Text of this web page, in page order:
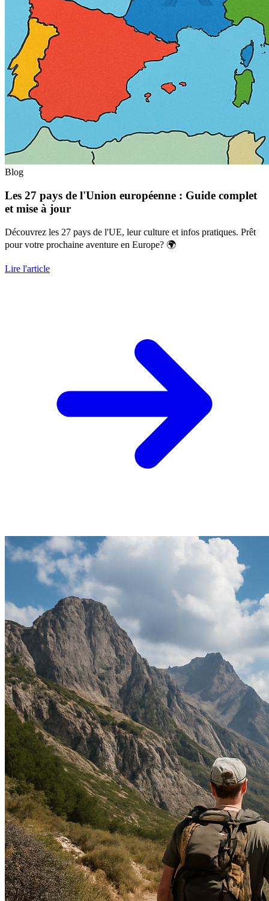
Blog
Les 27 pays de l'Union européenne : Guide complet
et mise à jour
Découvrez les 27 pays de l'UE, leur culture et infos pratiques. Prêt
pour votre prochaine aventure en Europe? 🌍
Lire l'article